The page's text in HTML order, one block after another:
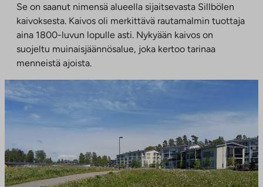
Se on saanut nimensä alueella sijaitsevasta Sillbölen
kaivoksesta. Kaivos oli merkittävä rautamalmin tuottaja
aina 1800-luvun lopulle asti. Nykyään kaivos on
suojeltu muinaisjäännösalue, joka kertoo tarinaa
menneistä ajoista.